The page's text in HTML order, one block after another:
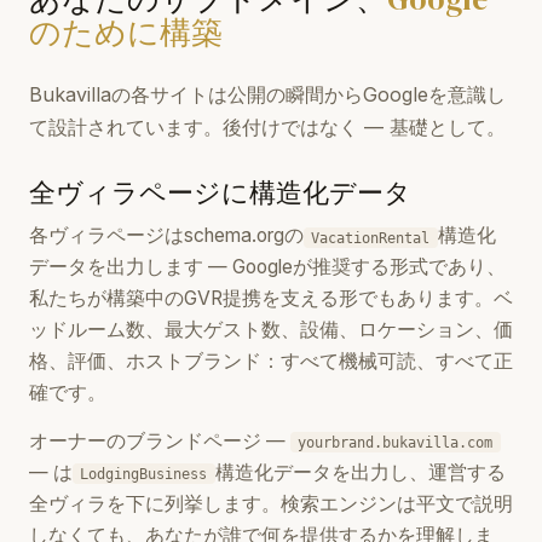
のために構築
Bukavillaの各サイトは公開の瞬間からGoogleを意識し
て設計されています。後付けではなく — 基礎として。
全ヴィラページに構造化データ
各ヴィラページはschema.orgの VacationRental
構造化
データを出力します — Googleが推奨する形式であり、
私たちが構築中のGVR提携を支える形でもあります。ベ
ッドルーム数、最大ゲスト数、設備、ロケーション、価
格、評価、ホストブランド：すべて機械可読、すべて正
確です。
オーナーのブランドページ — yourbrand.bukavilla.com
— は LodgingBusiness 構造化データを出力し、運営する
全ヴィラを下に列挙します。検索エンジンは平文で説明
しなくても、あなたが誰で何を提供するかを理解しま